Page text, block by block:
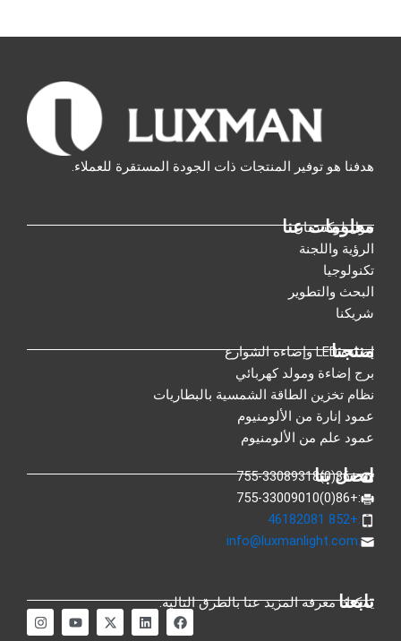
هدفنا هو توفير المنتجات ذات الجودة المستقرة للعملاء.
معلومات عنا
حول لوكسمان
الرؤية واللجنة
تكنولوجيا
البحث والتطوير
شريكنا
منتجنا
إضاءة LED وإضاءة الشوارع
برج إضاءة ومولد كهربائي
نظام تخزين الطاقة الشمسية بالبطاريات
عمود إنارة من الألومنيوم
عمود علم من الألومنيوم
اتصل بنا
:+86(0)755-33089318
:+86(0)755-33009010
:+852 46182081
:
info@luxmanlight.com
تابعنا
يمكنك معرفة المزيد عنا بالطرق التالية.
ف
ي
ي
ن
إ
ك
م
و
ا
ن